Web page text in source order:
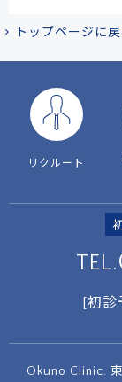
メ
※土・日・
トップページに戻
リクルート
TEL.
[初診
Okuno Clinic.